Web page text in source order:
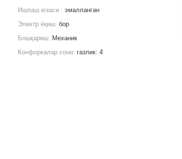
Ишлаш юзаси :эмалланган
Электр ёқиш:бор
Бошқариш: Механик
Конфоркалар сони: газлик: 4